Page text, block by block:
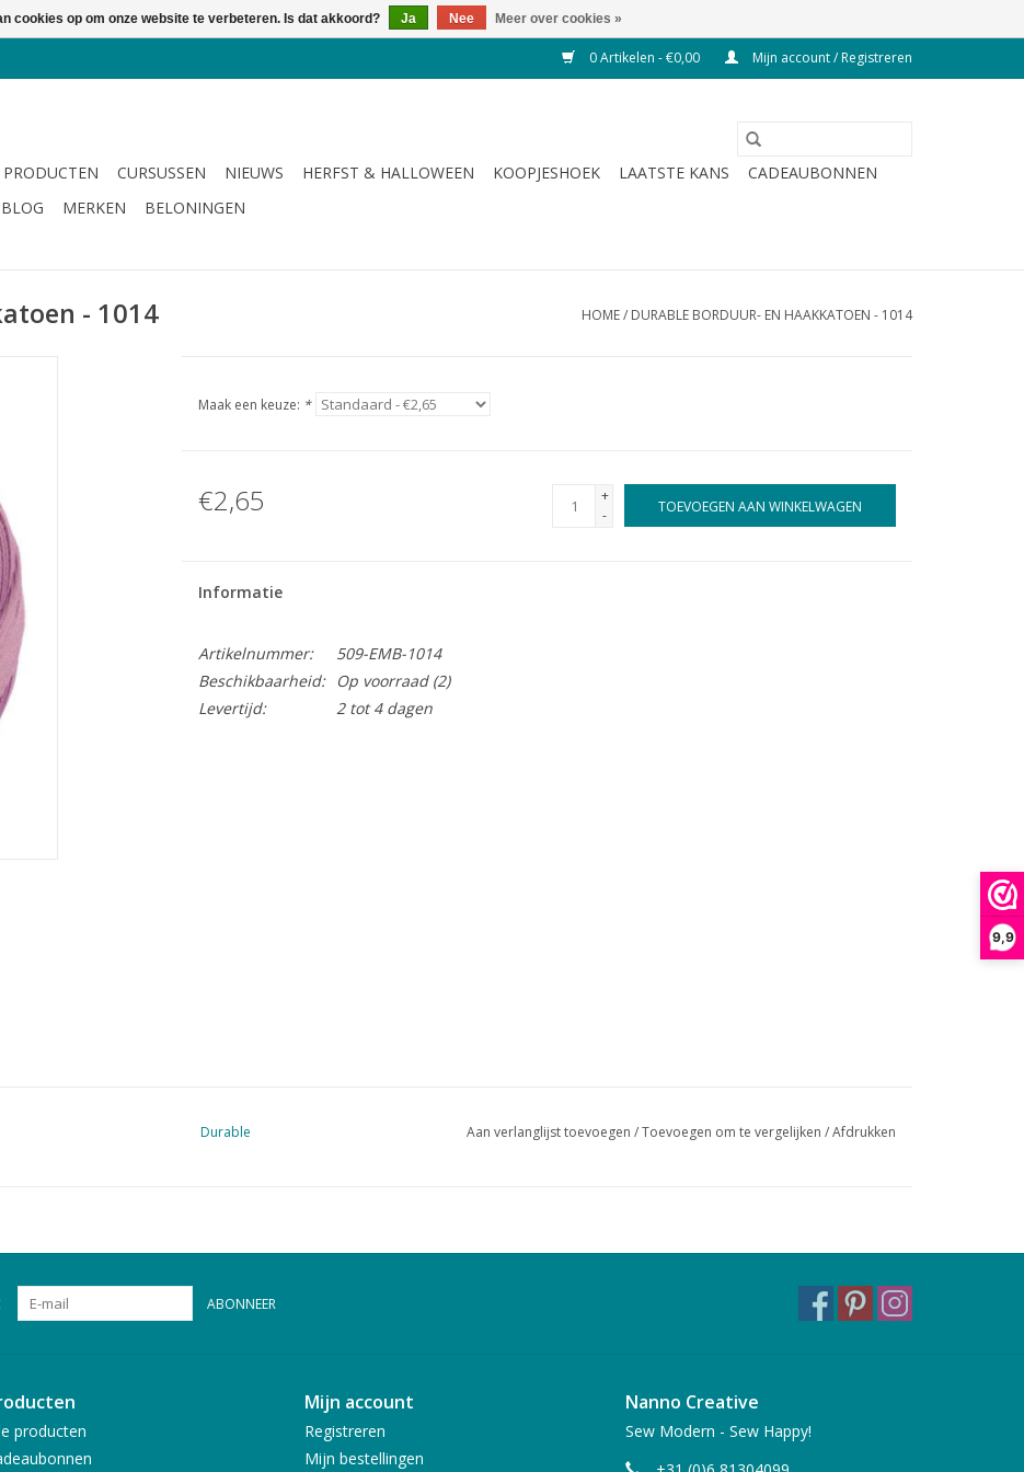
9,9
0 Artikelen - €0,00 Mijn account / Registreren
PRODUCTEN CURSUSSEN NIEUWS HERFST & HALLOWEEN KOOPJESHOEK LAATSTE KANS
CADEAUBONNEN
MERKEN BELONINGEN
- 1014 HOME/ DURABLE BORDUUR- EN HAAKKATOEN - 1014
Maak een keuze: *
€2,65
+
-
TOEVOEGEN AAN WINKELWAGEN
Informatie
Artikelnummer:
509-EMB-1014
Beschikbaarheid:
Op voorraad(2)
Levertijd:
2 tot 4 dagen
Durable Aan verlanglijst toevoegen /Toevoegen om te vergelijken /Afdrukken
ABONNEER
producten
Mijn account
Registreren
Mijn bestellingen
Nanno Creative
Sew Modern - Sew Happy!
cookies op om onze website te verbeteren. Is dat akkoord? Ja Nee Meer over cookies »